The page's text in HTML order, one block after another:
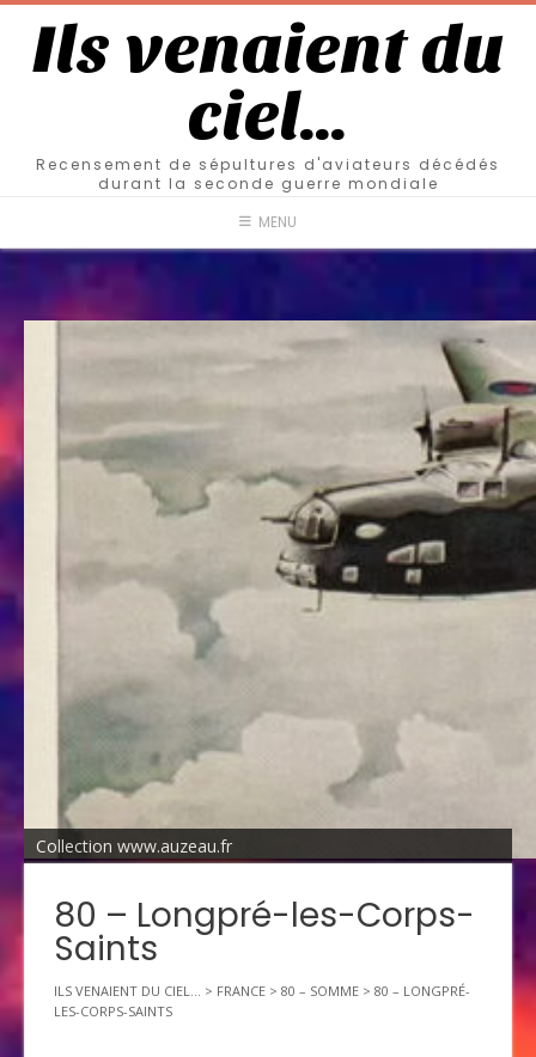
Ils venaient du
ciel…
Recensement de sépultures d'aviateurs décédés
durant la seconde guerre mondiale
MENU
Collection www.auzeau.fr
80 – Longpré-les-Corps-
Saints
ILS VENAIENT DU CIEL... > FRANCE > 80 – SOMME > 80 – LONGPRÉ-
LES-CORPS-SAINTS